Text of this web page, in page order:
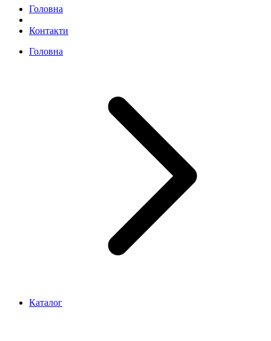
Головна
Контакти
Головна
Каталог